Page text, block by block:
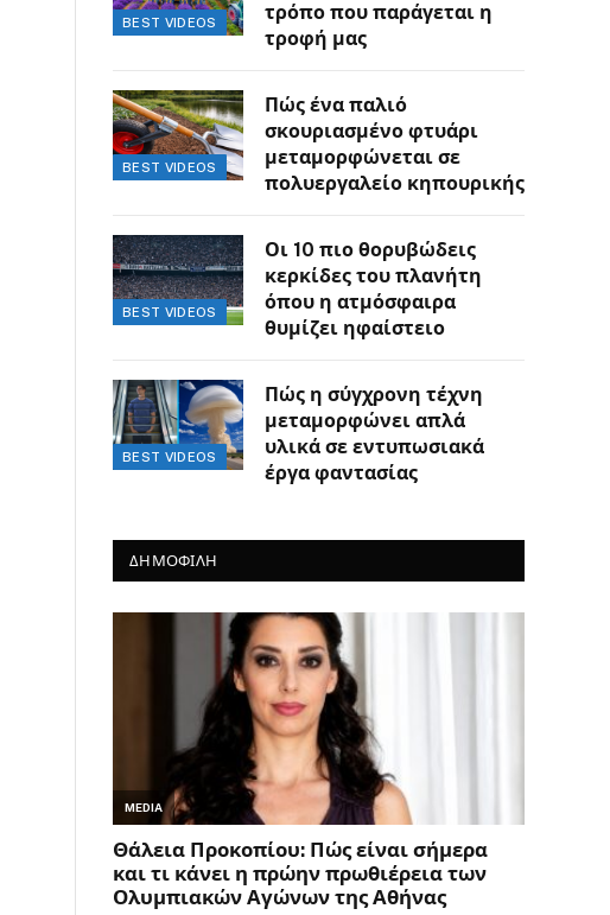
BEST VIDEOS
τρόπο που παράγεται η
τροφή μας
BEST VIDEOS
Πώς ένα παλιό
σκουριασμένο φτυάρι
μεταμορφώνεται σε
πολυεργαλείο κηπουρικής
BEST VIDEOS
Οι 10 πιο θορυβώδεις
κερκίδες του πλανήτη
όπου η ατμόσφαιρα
θυμίζει ηφαίστειο
BEST VIDEOS
Πώς η σύγχρονη τέχνη
μεταμορφώνει απλά
υλικά σε εντυπωσιακά
έργα φαντασίας
ΔΗΜΟΦΙΛΗ